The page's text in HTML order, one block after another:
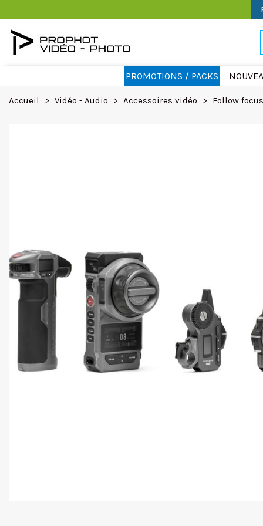
PROMOTIONS / PACKS
Accueil > Vidéo - Audio > Accessoires vidéo > Follow focus